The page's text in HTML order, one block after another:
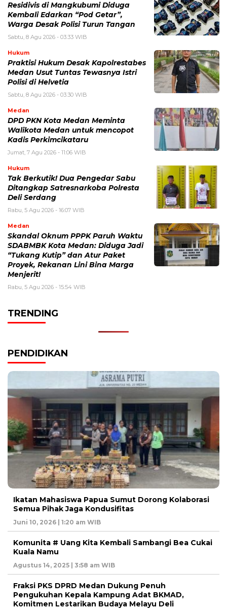
Residivis di Mangkubumi Diduga
Kembali Edarkan “Pod Getar”,
Warga Desak Polisi Turun Tangan
Sabtu, 8 Agu 2026 - 03:33 WIB
Hukum
Praktisi Hukum Desak Kapolrestabes
Medan Usut Tuntas Tewasnya Istri
Polisi di Helvetia
Sabtu, 8 Agu 2026 - 03:30 WIB
Medan
DPD PKN Kota Medan Meminta
Walikota Medan untuk mencopot
Kadis Perkimcikataru
Jumat, 7 Agu 2026 - 11:06 WIB
Hukum
Tak Berkutik! Dua Pengedar Sabu
Ditangkap Satresnarkoba Polresta
Deli Serdang
Rabu, 5 Agu 2026 - 16:07 WIB
Medan
Skandal Oknum PPPK Paruh Waktu
SDABMBK Kota Medan: Diduga Jadi
“Tukang Kutip” dan Atur Paket
Proyek, Rekanan Lini Bina Marga
Menjerit!
Rabu, 5 Agu 2026 - 15:54 WIB
TRENDING
PENDIDIKAN
Ikatan Mahasiswa Papua Sumut Dorong Kolaborasi
Semua Pihak Jaga Kondusifitas
Juni 10, 2026 | 1:20 am WIB
Komunita # Uang Kita Kembali Sambangi Bea Cukai
Kuala Namu
Agustus 14, 2025 | 3:58 am WIB
Fraksi PKS DPRD Medan Dukung Penuh
Pengukuhan Kepala Kampung Adat BKMAD,
Komitmen Lestarikan Budaya Melayu Deli